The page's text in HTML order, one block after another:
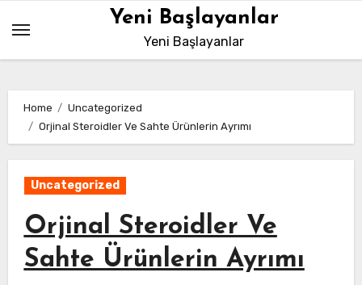
content
Yeni Başlayanlar
Yeni Başlayanlar
Home
Uncategorized
Orjinal Steroidler Ve Sahte Ürünlerin Ayrımı
Uncategorized
Orjinal Steroidler Ve
Sahte Ürünlerin Ayrımı